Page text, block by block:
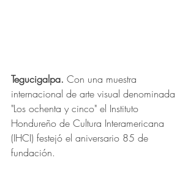
Tegucigalpa. Con una muestra
internacional de arte visual denominada
"Los ochenta y cinco" el Instituto
Hondureño de Cultura Interamericana
(IHCI) festejó el aniversario 85 de
fundación.